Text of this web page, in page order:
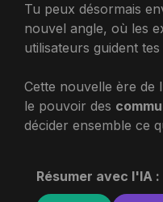
Tu peux désormais
nouvel angle, où les
utilisateurs guident
Cette nouvelle ère de
le pouvoir des
décider ensemble ce
Résumer avec l'IA :